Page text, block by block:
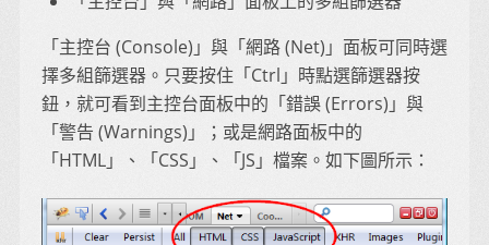
「主控台 (Console)」與「網路 (Net)」面板可同時選
擇多組篩選器。只要按住「Ctrl」時點選篩選器按
鈕，就可看到主控台面板中的「錯誤 (Errors)」與
「警告 (Warnings)」；或是網路面板中的
「HTML」、「CSS」、「JS」檔案。如下圖所示：